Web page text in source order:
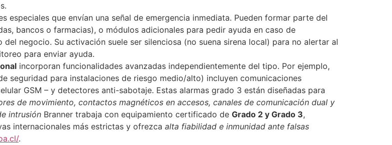
especiales que envían una señal de emergencia inmediata. Pueden formar parte del
bancos o farmacias)​, o módulos adicionales para pedir ayuda en caso de
negocio. Su activación suele ser silenciosa (no suena sirena local) para no alertar al
para enviar ayuda.
incorporan funcionalidades avanzadas independientemente del tipo. Por ejemplo,
seguridad para instalaciones de riesgo medio/alto) incluyen comunicaciones
GSM – y detectores anti-sabotaje. Estas alarmas grado 3 están diseñadas para
de movimiento, contactos magnéticos en accesos, canales de comunicación dual y
intrusión Branner trabaja con equipamiento certificado de Grado 2 y Grado 3,
internacionales más estrictas y ofrezca alta fiabilidad e inmunidad ante falsas
.